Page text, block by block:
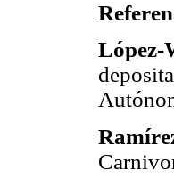
López-